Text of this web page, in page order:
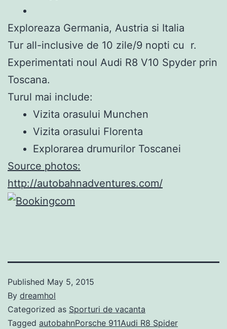
Exploreaza Germania, Austria si Italia
Tur all-inclusive de 10 zile/9 nopti cu r.
Experimentati noul Audi R8 V10 Spyder prin
Toscana.
Turul mai include:
Vizita orasului Munchen
Vizita orasului Florenta
Explorarea drumurilor Toscanei
Source photos:
http://autobahnadventures.com/
Published May 5, 2015
By dreamhol
Categorized as Sporturi de vacanta
Tagged autobahnPorsche 911Audi R8 Spider